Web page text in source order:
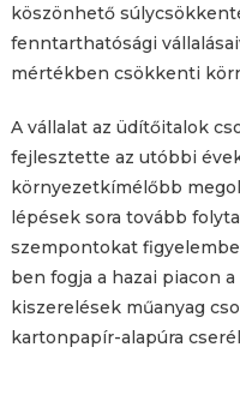
köszönhető
fenntarthatósági
mértékben csökkenti
A vállalat az üdítőitalok
fejlesztette az utóbbi
környezetkímélőbb
lépések sora tovább
szempontokat figyelembe
ben fogja a hazai piacon
kiszerelések műanyag
kartonpapír-alapúra